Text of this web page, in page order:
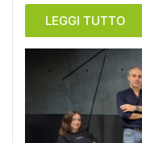
LEGGI TUTTO